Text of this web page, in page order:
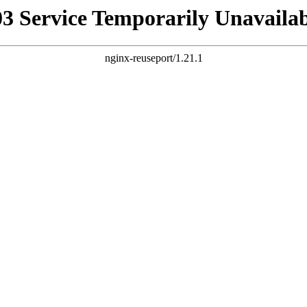
Service Temporarily
nginx-reuseport/1.21.1